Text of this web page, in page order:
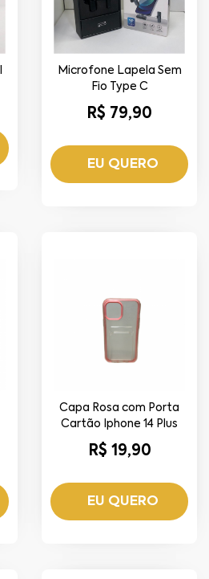
Microfone Lapela Sem
Fio Type C
R$ 79,90
EU QUERO
Capa Rosa com Porta
Cartão Iphone 14 Plus
R$ 19,90
EU QUERO